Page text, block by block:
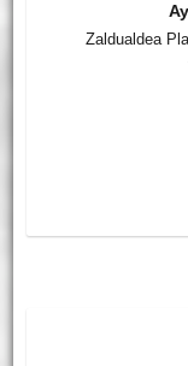
Zaldualdea